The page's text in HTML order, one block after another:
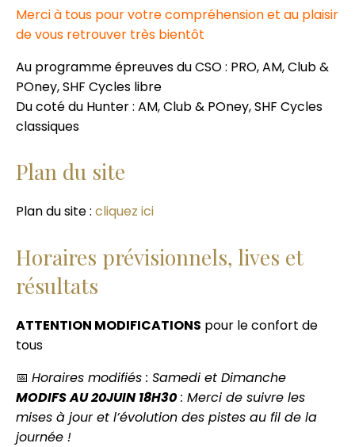
Merci à tous pour votre compréhension et au plaisir
de vous retrouver très bientôt
Au programme épreuves du CSO : PRO, AM, Club &
POney, SHF Cycles libre
Du coté du Hunter : AM, Club & POney, SHF Cycles
classiques
Plan du site
Plan du site : cliquez ici
Horaires prévisionnels, lives et
résultats
ATTENTION MODIFICATIONS pour le confort de
tous
📅 Horaires modifiés : Samedi et Dimanche
MODIFS AU 20JUIN 18H30 : Merci de suivre les
mises à jour et l’évolution des pistes au fil de la
journée !